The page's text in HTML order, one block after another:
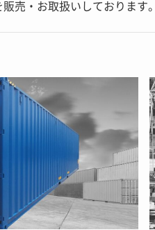
売・お取扱いしております